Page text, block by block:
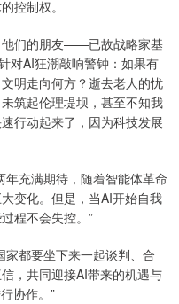
控制权。
们的朋友——已故战略家基
对AI狂潮敲响警钟：如果有
明走向何方？逝去老人的忧
筑起伦理堤坝，甚至不知我
行动起来了，因为科技发展
充满期待，随着智能体革命
变化。但是，当AI开始自我
程不会失控。”
都要坐下来一起谈判、合
，共同迎接AI带来的机遇与
协作。”